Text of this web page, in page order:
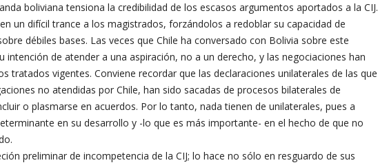
boliviana tensiona la credibilidad de los escasos argumentos aportados a la CIJ.
un difícil trance a los magistrados, forzándolos a redoblar su capacidad de
débiles bases. Las veces que Chile ha conversado con Bolivia sobre este
intención de atender a una aspiración, no a un derecho, y las negociaciones han
tratados vigentes. Conviene recordar que las declaraciones unilaterales de las que
no atendidas por Chile, han sido sacadas de procesos bilaterales de
o plasmarse en acuerdos. Por lo tanto, nada tienen de unilaterales, pues a
en su desarrollo y -lo que es más importante- en el hecho de que no
preliminar de incompetencia de la CIJ; lo hace no sólo en resguardo de sus